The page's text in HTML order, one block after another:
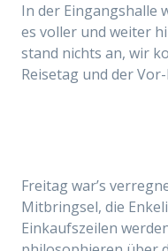
In der Eingangshalle
es voller und weiter
stand nichts an, wir
Reisetag und der
Freitag war’s
Mitbringsel, die
Einkaufszeilen